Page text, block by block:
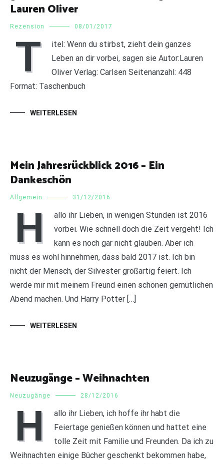
Lauren Oliver
Rezension 08/01/2017
T
itel: Wenn du stirbst, zieht dein ganzes
Leben an dir vorbei, sagen sie Autor:Lauren
Oliver Verlag: Carlsen Seitenanzahl: 448
Format: Taschenbuch
WEITERLESEN
Mein Jahresrückblick 2016 – Ein
Dankeschön
Allgemein 31/12/2016
H
allo ihr Lieben, in wenigen Stunden ist 2016
vorbei. Wie schnell doch die Zeit vergeht! Ich
kann es noch gar nicht glauben. Aber ich
muss es wohl hinnehmen, dass bald 2017 ist. Ich bin
nicht der Mensch, der Silvester großartig feiert. Ich
werde mir mit meinem Freund einen schönen gemütlichen
Abend machen. Und Harry Potter […]
WEITERLESEN
Neuzugänge – Weihnachten
Neuzugänge 28/12/2016
H
allo ihr Lieben, ich hoffe ihr habt die
Feiertage genießen können und hattet eine
tolle Zeit mit Familie und Freunden. Da ich zu
Weihnachten einige Bücher geschenkt bekommen habe,